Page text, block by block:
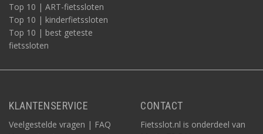
Top 10 | ART-fietssloten
Top 10 | kinderfietssloten
Top 10 | best geteste
fietssloten
KLANTENSERVICE
Veelgestelde vragen | FAQ
CONTACT
Fietsslot.nl is onderdeel van